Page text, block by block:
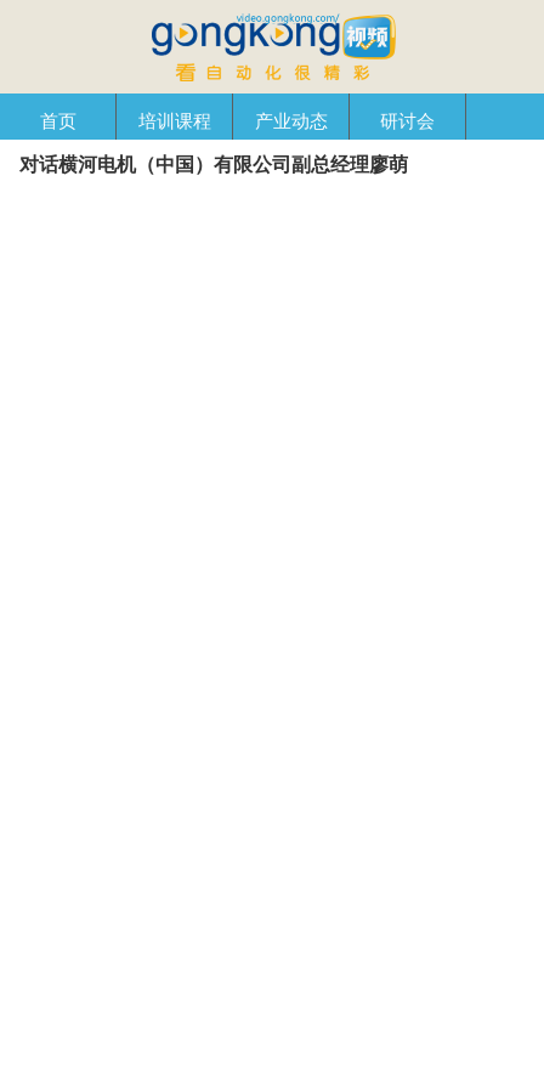
首页 培训课程 产业动态
研讨会
产品在线
自动化播客 创新管理 企业视窗
对话横河电机（中国）有限公司副总经理廖萌